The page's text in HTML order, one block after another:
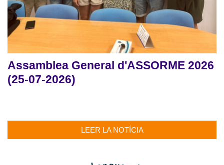
Assamblea General d'ASSORME 2026
(25-07-2026)
LEER LA NOTÍCIA